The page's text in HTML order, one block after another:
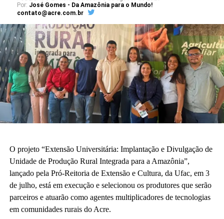
Por: José Gomes - Da Amazônia para o Mundo!
contato@acre.com.br
O projeto “Extensão Universitária: Implantação e Divulgação de
Unidade de Produção Rural Integrada para a Amazônia”,
lançado pela Pró-Reitoria de Extensão e Cultura, da Ufac, em 3
de julho, está em execução e selecionou os produtores que serão
parceiros e atuarão como agentes multiplicadores de tecnologias
em comunidades rurais do Acre.